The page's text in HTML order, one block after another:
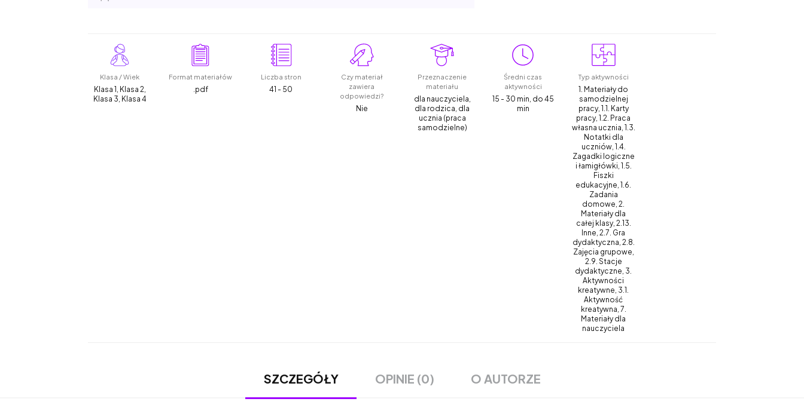
Klasa / Wiek
Klasa 1, Klasa 2,
Klasa 3, Klasa 4
Format materiałów
.pdf
Liczba stron
41 - 50
Czy materiał
zawiera
odpowiedzi?
Nie
Przeznaczenie
materiału
dla nauczyciela,
dla rodzica, dla
ucznia (praca
samodzielne)
Średni czas
aktywności
15 - 30 min, do 45
min
Typ aktywności
1. Materiały do
samodzielnej
pracy, 1.1. Karty
pracy, 1.2. Praca
własna ucznia, 1.3.
Notatki dla
uczniów, 1.4.
Zagadki logiczne
i łamigłówki, 1.5.
Fiszki
edukacyjne, 1.6.
Zadania
domowe, 2.
Materiały dla
całej klasy, 2.13.
Inne, 2.7. Gra
dydaktyczna, 2.8.
Zajęcia grupowe,
2.9. Stacje
dydaktyczne, 3.
Aktywności
kreatywne, 3.1.
Aktywność
kreatywna, 7.
Materiały dla
nauczyciela
SZCZEGÓŁY OPINIE (0) O AUTORZE